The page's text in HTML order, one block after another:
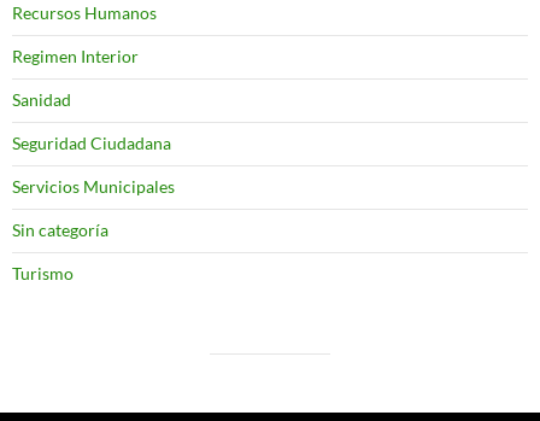
Recursos Humanos
Regimen Interior
Sanidad
Seguridad Ciudadana
Servicios Municipales
Sin categoría
Turismo